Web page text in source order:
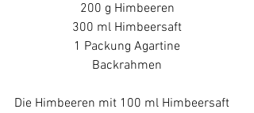
200 g Himbeeren
300 ml Himbeersaft
1 Packung Agartine
Backrahmen
Die Himbeeren mit 100 ml Himbeersaft